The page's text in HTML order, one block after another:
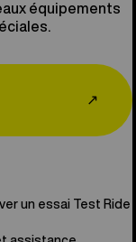
équipements
↗
un essai Test Ride